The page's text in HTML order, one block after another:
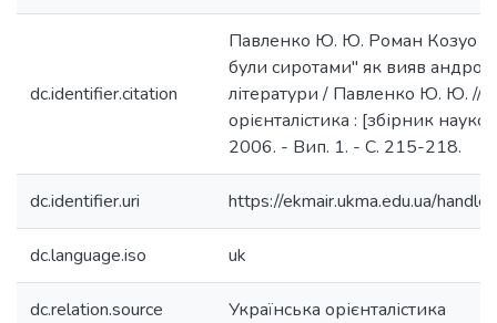
dc.identifier.citation
Павленко Ю. Ю. Роман Козуо
були сиротами" як вияв
літератури / Павленко Ю. Ю. //
орієнталістика : [збірник
2006. - Вип. 1. - С. 215-218.
dc.identifier.uri https://ekmair.ukma.edu.ua/
dc.language.iso uk
dc.relation.source Українська орієнталістика